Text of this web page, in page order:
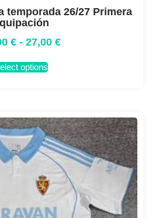
temporada 26/27 Primera
€ - 27,00 €
options